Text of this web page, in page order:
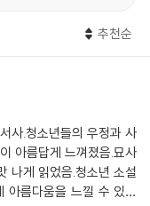
더라도, 사랑이 모여 이
아이들’의 목소리가 또
져 영원히 지워지지 않
극을 목도하면서도 사랑
지만, 그 한 사람은 누군
추천순
사.청소년들의 우정과 사
아름답게 느껴졌음.묘사
나게 읽었음.청소년 소설
아름다움을 느낄 수 있는